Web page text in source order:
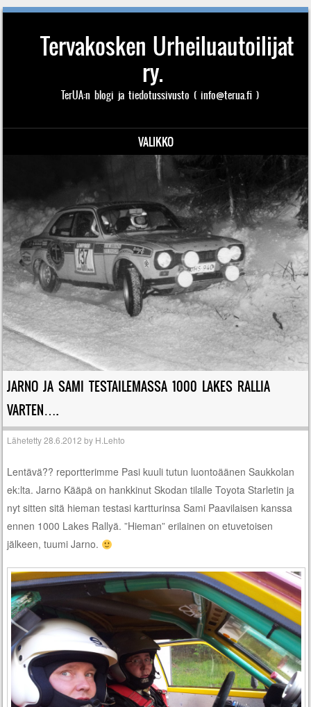
Tervakosken Urheiluautoilijat
ry.
TerUA:n blogi ja tiedotussivusto ( info@terua.fi )
VALIKKO
JARNO JA SAMI TESTAILEMASSA 1000 LAKES RALLIA
VARTEN….
Lähetetty28.6.2012 by H.Lehto
Lentävä?? reportterimme Pasi kuuli tutun luontoäänen Saukkolan
ek:lta. Jarno Kääpä on hankkinut Skodan tilalle Toyota Starletin ja
nyt sitten sitä hieman testasi kartturinsa Sami Paavilaisen kanssa
ennen 1000 Lakes Rallyä. ”Hieman” erilainen on etuvetoisen
jälkeen, tuumi Jarno.